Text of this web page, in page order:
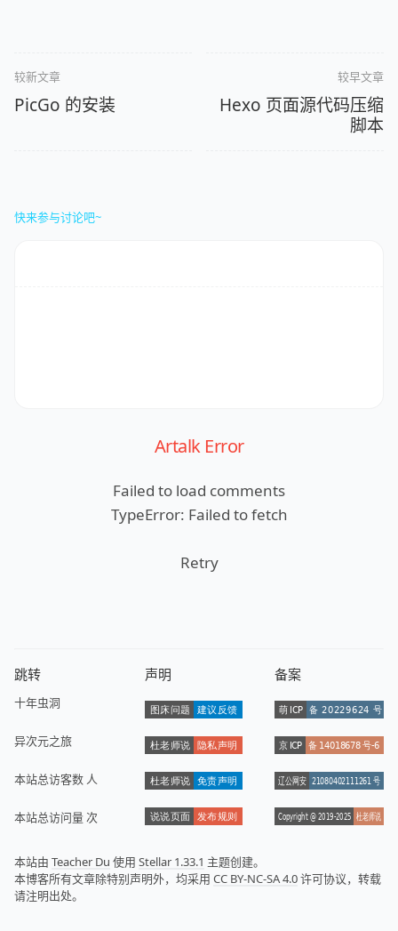
较新文章
PicGo 的安装
较早文章
Hexo 页面源代码压缩
脚本
快来参与讨论吧~
Artalk Error
Failed to load comments
TypeError: Failed to fetch
Retry
跳转
十年虫洞
异次元之旅
本站总访客数 人
本站总访问量次
声明 备案
本站由 Teacher Du 使用 Stellar 1.33.1 主题创建。
本博客所有文章除特别声明外，均采用 CC BY-NC-SA 4.0许可协议，转载
请注明出处。